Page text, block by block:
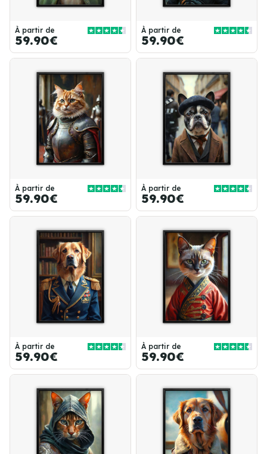
À partir de
59.90€
À partir de
59.90€
À partir de
59.90€
À partir de
59.90€
À partir de
59.90€
À partir de
59.90€